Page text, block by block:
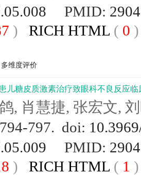
PMID:
) RICH HTML ( 0
多维度评价
儿糖皮质激素治疗致眼科不良反应临
, 肖慧捷, 张宏文,
797. doi:
PMID:
) RICH HTML ( 1